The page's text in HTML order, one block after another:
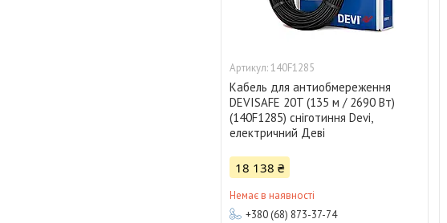
140F1285
Кабель для антиобмереження
DEVISAFE 20T (135 м / 2690 Вт)
(140F1285) сніготиння Devi,
електричний Деві
18 138 ₴
Немає в наявності
+380 (68) 873-37-74